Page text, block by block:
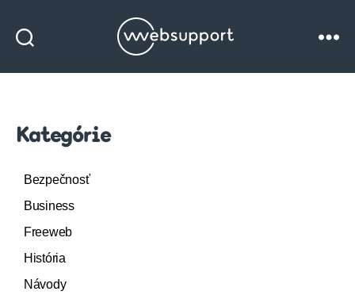
Websupport
Kategórie
Bezpečnosť
Business
Freeweb
História
Návody